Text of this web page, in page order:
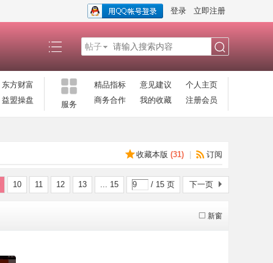
登录 立即注册
帖子
东方财富
益盟操盘 服务
精品指标 意见建议
个人主页
商务合作
我的收藏 注册会员
收藏本版 (31) 订阅
10 11 12 13 ... 15 / 15 页 下一页
新窗